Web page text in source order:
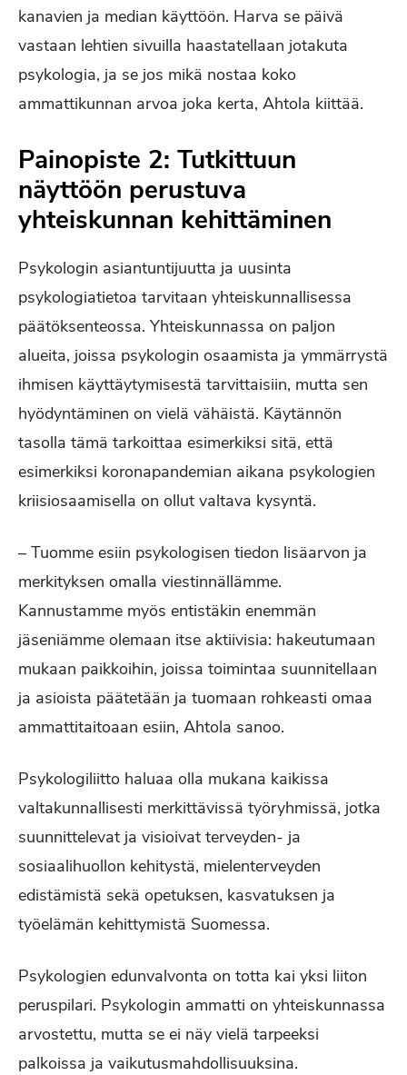
kanavien ja median käyttöön. Harva se päivä
vastaan lehtien sivuilla haastatellaan jotakuta
psykologia, ja se jos mikä nostaa koko
ammattikunnan arvoa joka kerta, Ahtola kiittää.
Painopiste 2: Tutkittuun
näyttöön perustuva
yhteiskunnan kehittäminen
Psykologin asiantuntijuutta ja uusinta
psykologiatietoa tarvitaan yhteiskunnallisessa
päätöksenteossa. Yhteiskunnassa on paljon
alueita, joissa psykologin osaamista ja ymmärrystä
ihmisen käyttäytymisestä tarvittaisiin, mutta sen
hyödyntäminen on vielä vähäistä. Käytännön
tasolla tämä tarkoittaa esimerkiksi sitä, että
esimerkiksi koronapandemian aikana psykologien
kriisiosaamisella on ollut valtava kysyntä.
– Tuomme esiin psykologisen tiedon lisäarvon ja
merkityksen omalla viestinnällämme.
Kannustamme myös entistäkin enemmän
jäseniämme olemaan itse aktiivisia: hakeutumaan
mukaan paikkoihin, joissa toimintaa suunnitellaan
ja asioista päätetään ja tuomaan rohkeasti omaa
ammattitaitoaan esiin, Ahtola sanoo.
Psykologiliitto haluaa olla mukana kaikissa
valtakunnallisesti merkittävissä työryhmissä, jotka
suunnittelevat ja visioivat terveyden- ja
sosiaalihuollon kehitystä, mielenterveyden
edistämistä sekä opetuksen, kasvatuksen ja
työelämän kehittymistä Suomessa.
Psykologien edunvalvonta on totta kai yksi liiton
peruspilari. Psykologin ammatti on yhteiskunnassa
arvostettu, mutta se ei näy vielä tarpeeksi
palkoissa ja vaikutusmahdollisuuksina.